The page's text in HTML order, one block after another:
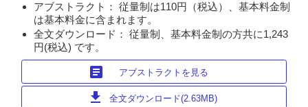
アブストラクト： 従量制は110円（税込）、基本料金制
は基本料金に含まれます。
全文ダウンロード： 従量制、基本料金制の方共に1,243
円(税込) です。
article アブストラクトを見る
download 全文ダウンロード(2.63MB)